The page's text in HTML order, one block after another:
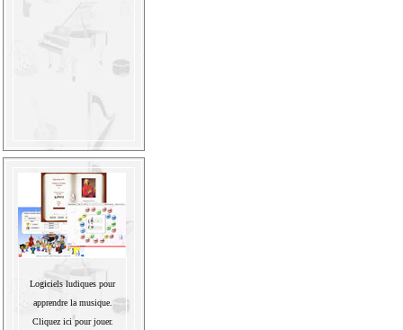
Logiciels ludiques pour
apprendre la musique.
Cliquez ici pour jouer.